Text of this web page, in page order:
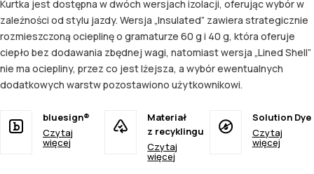
Kurtka jest dostępna w dwóch wersjach izolacji, oferując wybór w
zależności od stylu jazdy. Wersja „Insulated” zawiera strategicznie
rozmieszczoną ocieplinę o gramaturze 60 g i 40 g, która oferuje
ciepło bez dodawania zbędnej wagi, natomiast wersja „Lined Shell”
nie ma ociepliny, przez co jest lżejsza, a wybór ewentualnych
dodatkowych warstw pozostawiono użytkownikowi.
bluesign®
Czytaj
więcej
Materiał
z recyklingu
Czytaj
więcej
Solution Dye
Czytaj
więcej